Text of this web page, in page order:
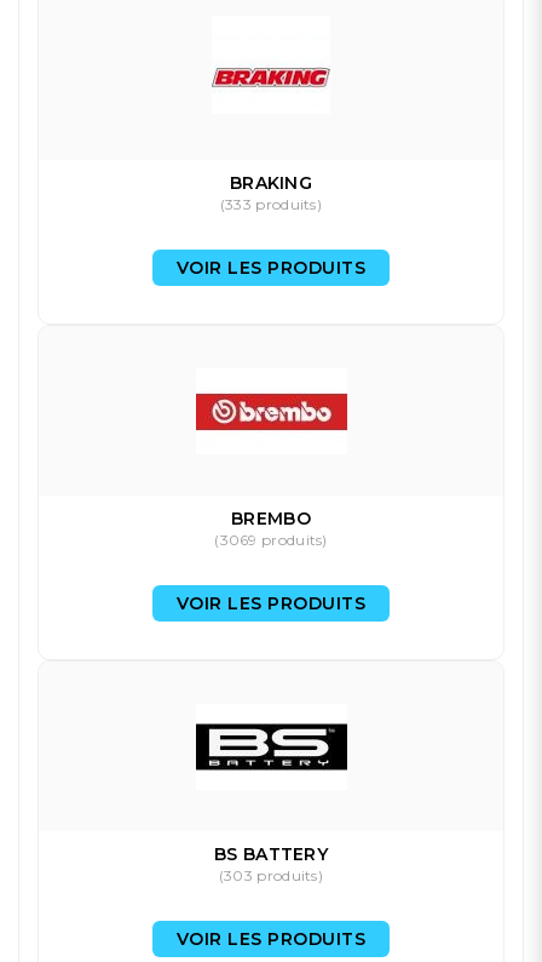
BRAKING
(333 produits)
VOIR LES PRODUITS
BREMBO
(3069 produits)
VOIR LES PRODUITS
BS BATTERY
(303 produits)
VOIR LES PRODUITS